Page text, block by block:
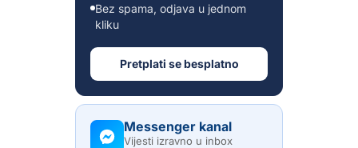
Bez spama, odjava u jednom
kliku
Pretplati se besplatno
Messenger kanal
Vijesti izravno u inbox